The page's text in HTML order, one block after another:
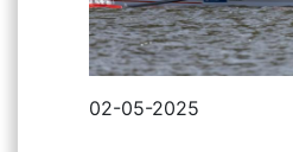
02-05-2025